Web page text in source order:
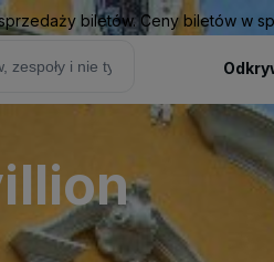
biletów. Ceny biletów